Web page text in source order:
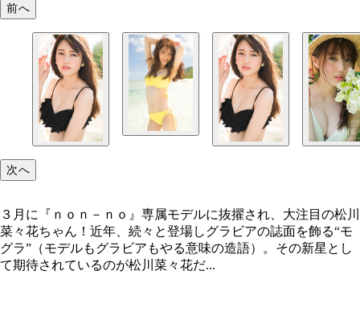
前へ
次へ
３月に『ｎｏｎ－ｎｏ』専属モデルに抜擢され、大注目の松川
菜々花ちゃん！近年、続々と登場しグラビアの誌面を飾る“モ
グラ”（モデルもグラビアもやる意味の造語）。その新星とし
て期待されているのが松川菜々花だ...